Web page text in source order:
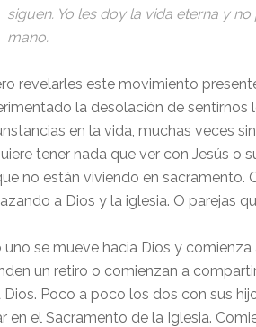
siguen. Yo les doy la vida eterna y
mano.
revelarles este movimiento
la desolación de sentirnos
en la vida, muchas veces
tener nada que ver con Jesús o
no están viviendo en sacramento.
a Dios y la iglesia. O parejas
uno se mueve hacia Dios y
un retiro o comienzan a
Dios. Poco a poco los dos con sus
en el Sacramento de la Iglesia.